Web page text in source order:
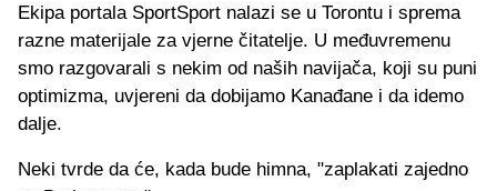
Ekipa portala SportSport nalazi se u Torontu i sprema
razne materijale za vjerne čitatelje. U međuvremenu
smo razgovarali s nekim od naših navijača, koji su puni
optimizma, uvjereni da dobijamo Kanađane i da idemo
dalje.
Neki tvrde da će, kada bude himna, "zaplakati zajedno